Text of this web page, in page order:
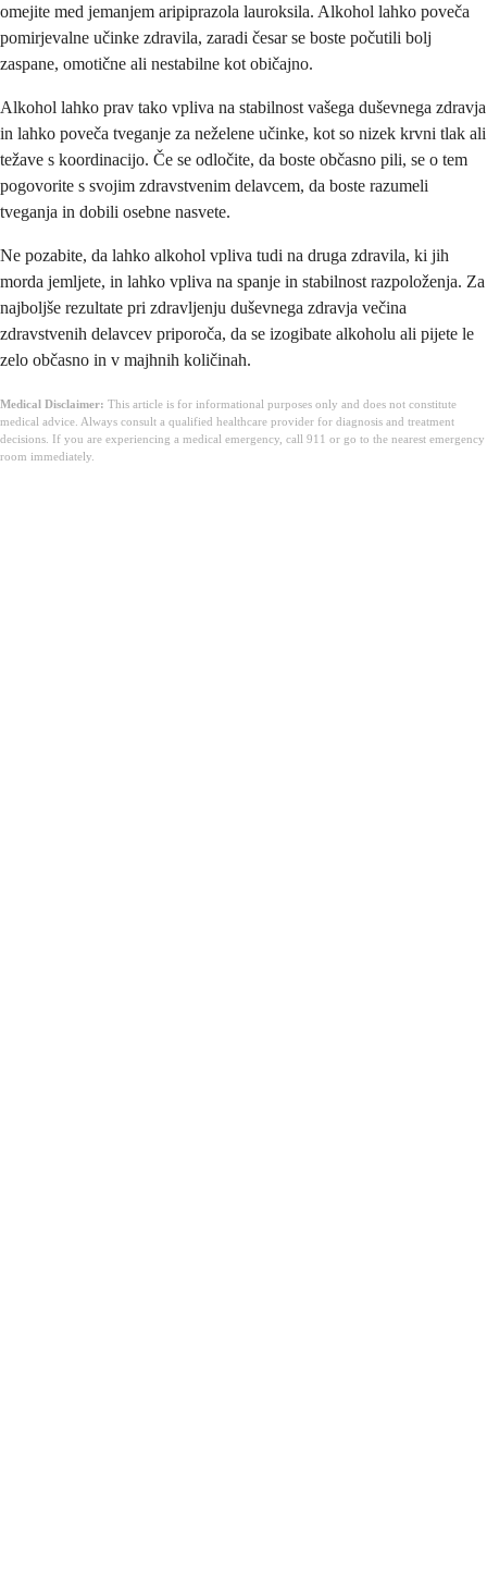
omejite med jemanjem aripiprazola lauroksila. Alkohol lahko poveča
pomirjevalne učinke zdravila, zaradi česar se boste počutili bolj
zaspane, omotične ali nestabilne kot običajno.
Alkohol lahko prav tako vpliva na stabilnost vašega duševnega zdravja
in lahko poveča tveganje za neželene učinke, kot so nizek krvni tlak ali
težave s koordinacijo. Če se odločite, da boste občasno pili, se o tem
pogovorite s svojim zdravstvenim delavcem, da boste razumeli
tveganja in dobili osebne nasvete.
Ne pozabite, da lahko alkohol vpliva tudi na druga zdravila, ki jih
morda jemljete, in lahko vpliva na spanje in stabilnost razpoloženja. Za
najboljše rezultate pri zdravljenju duševnega zdravja večina
zdravstvenih delavcev priporoča, da se izogibate alkoholu ali pijete le
zelo občasno in v majhnih količinah.
Medical Disclaimer: This article is for informational purposes only and does not constitute
medical advice. Always consult a qualified healthcare provider for diagnosis and treatment
decisions. If you are experiencing a medical emergency, call 911 or go to the nearest emergency
room immediately.